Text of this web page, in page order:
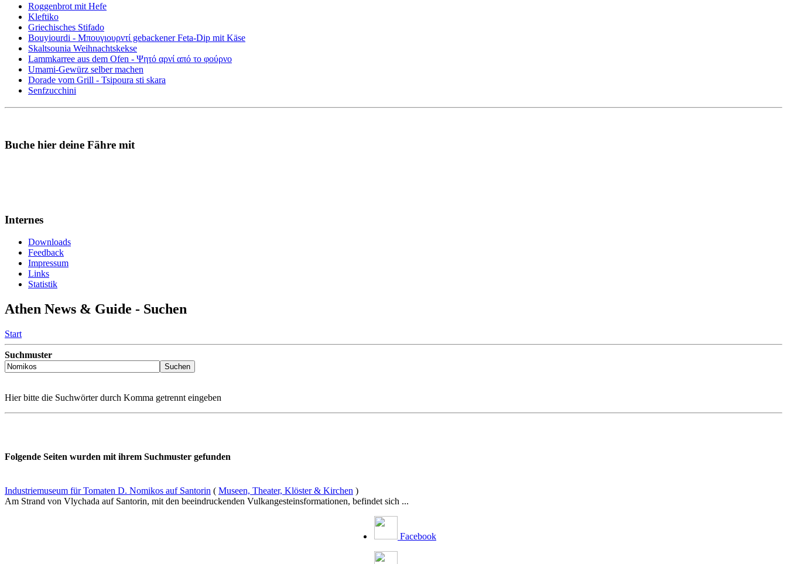
Roggenbrot mit Hefe
Kleftiko
Griechisches Stifado
Bouyiourdi - Μπουγιουρντί gebackener Feta-Dip mit Käse
Skaltsounia Weihnachtskekse
Lammkarree aus dem Ofen - Ψητό αρνί από το φούρνο
Umami-Gewürz selber machen
Dorade vom Grill - Tsipoura sti skara
Senfzucchini
Buche hier deine Fähre mit
Internes
Downloads
Feedback
Impressum
Links
Statistik
Athen News & Guide - Suchen
Start
Suchmuster
Hier bitte die Suchwörter durch Komma getrennt eingeben
Folgende Seiten wurden mit ihrem Suchmuster gefunden
Industriemuseum für Tomaten D. Nomikos auf Santorin ( Museen, Theater, Klöster & Kirchen )
Am Strand von Vlychada auf Santorin, mit den beeindruckenden Vulkangesteinsformationen, befindet sich ...
Facebook